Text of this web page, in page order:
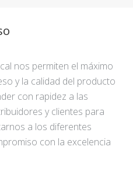
nos permiten el máximo
y la calidad del producto
con rapidez a las
y clientes para
a los diferentes
con la excelencia